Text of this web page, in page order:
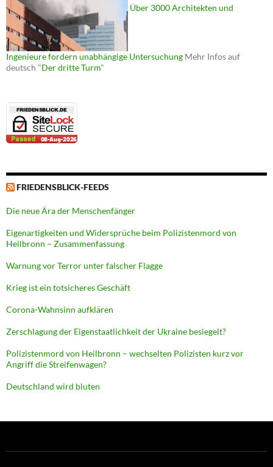
Über 3000 Architekten und
Ingenieure fordern unabhängige Untersuchung Mehr Infos auf
deutsch "Der dritte Turm"
FRIEDENSBLICK-FEEDS
Die neue Ära der Menschenfänger
Eigenartigkeiten und Widersprüche beim Polizistenmord von
Heilbronn – Zusammenfassung
Warnung vor Terror unter falscher Flagge
Krieg ist ein totsicheres Geschäft
Corona-Wahnsinn aufklären
Zerschlagung der Eigenstaatlichkeit der Ukraine besiegelt?
Polizistenmord von Heilbronn – wechselten Polizisten kurz vor
Angriff die Streifenwagen?
Deutschland wird bluten